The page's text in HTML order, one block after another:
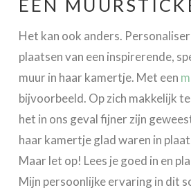
EEN
Het kan ook anders.
plaatsen van een inspirerende,
muur in haar kamertje. Met een
bijvoorbeeld. Op zich makkelijk
het in ons geval fijner zijn
haar kamertje glad waren in
Maar let op! Lees je goed in en
Mijn persoonlijke ervaring in dit